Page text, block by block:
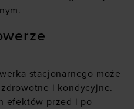
stacjonarnego może
i kondycyjne.
efektów przed i po